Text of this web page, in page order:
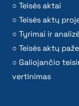
Teisės aktai
Teisės aktų
Tyrimai ir
Teisės aktų
Galiojančio
vertinimas